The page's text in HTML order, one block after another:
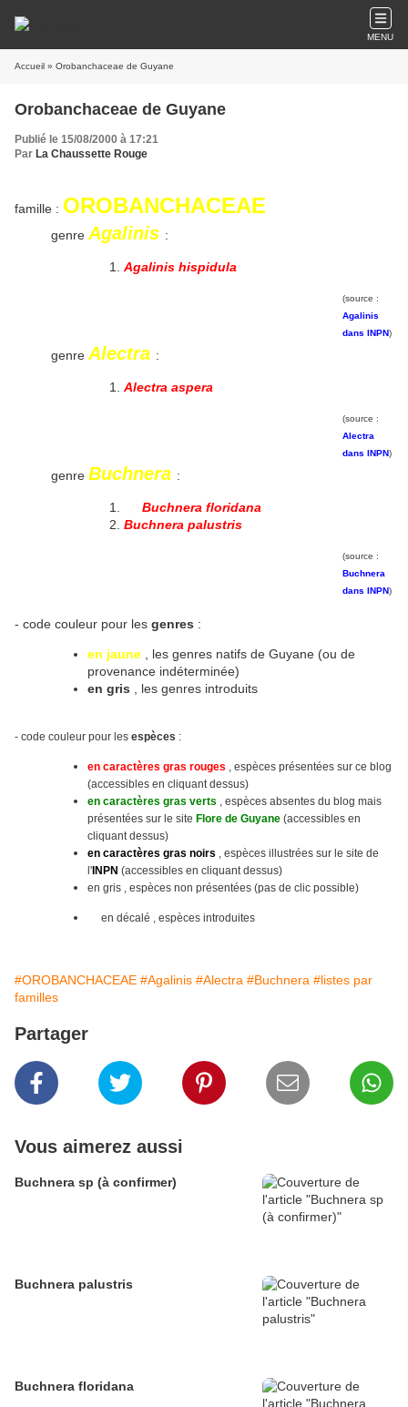
MENU
Accueil » Orobanchaceae de Guyane
Orobanchaceae de Guyane
Publié le 15/08/2000 à 17:21
Par La Chaussette Rouge
famille : OROBANCHACEAE
genre Agalinis :
Agalinis hispidula
(source :
Agalinis
dans INPN)
genre Alectra :
Alectra aspera
(source :
Alectra
dans INPN)
genre Buchnera :
Buchnera floridana
Buchnera palustris
(source :
Buchnera
dans INPN)
- code couleur pour les genres :
en jaune
, les genres natifs de Guyane (ou de
provenance indéterminée)
en gris
, les genres introduits
- code couleur pour les espèces :
en caractères gras rouges , espèces présentées sur ce blog
(accessibles en cliquant dessus)
en caractères gras verts , espèces absentes du blog mais
présentées sur le site Flore de Guyane (accessibles en
cliquant dessus)
en caractères gras noirs , espèces illustrées sur le site de
l' INPN (accessibles en cliquant dessus)
en gris , espèces non présentées (pas de clic possible)
en décalé , espèces introduites
#OROBANCHACEAE #Agalinis #Alectra #Buchnera #listes par
familles
Partager
Vous aimerez aussi
Buchnera sp (à confirmer)
Buchnera palustris
Buchnera floridana